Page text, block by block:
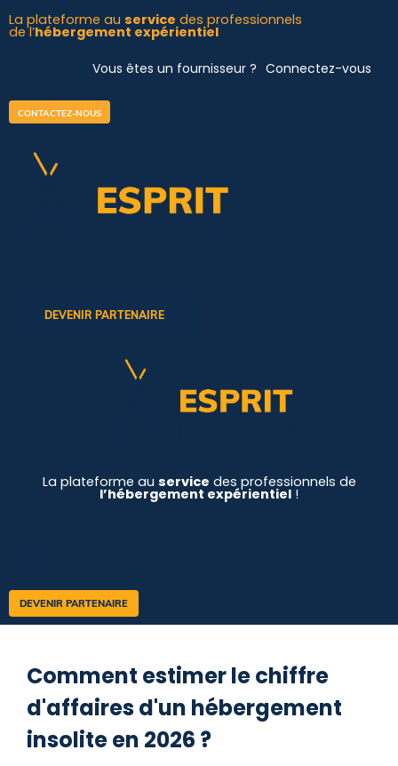
Aller
au
La plateforme au service des professionnels
de l’hébergement expérientiel
Vous êtes un fournisseur ? Connectez-vous
CONTACTEZ-NOUS
DEVENIR PARTENAIRE
La plateforme au service des professionnels de
l’hébergement expérientiel !
DEVENIR PARTENAIRE
Comment estimer le chiffre
d'affaires d'un hébergement
insolite en 2026 ?